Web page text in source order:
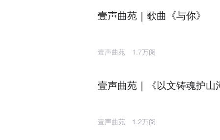
壹声曲苑｜歌曲《与你》
壹声曲苑 1.7万阅
壹声曲苑｜《以文铸魂护山
壹声曲苑 1.2万阅